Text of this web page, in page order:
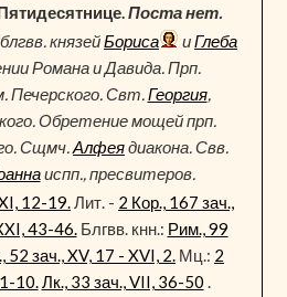
Поста нет.
князейБориса иГлеба
Романа и Давида. Прп.
Печерского. Свт.Георгия,
Обретение мощей прп.
Сщмч.Алфеядиакона. Свв.
испп., пресвитеров.
12-19.Лит. - 2 Кор., 167 зач.,
43-46.Блгвв. кнн.: Рим., 99
52 зач., XV, 17 - XVI, 2. Мц.: 2
10.Лк., 33 зач., VII, 36-50 .